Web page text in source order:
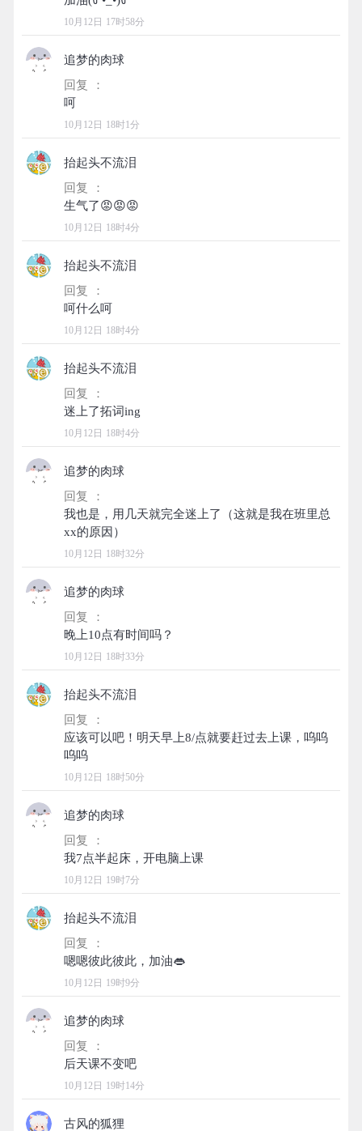
10月12日 17时58分
追梦的肉球
回复 ：
10月12日 18时1分
抬起头不流泪
回复 ：
10月12日 18时4分
抬起头不流泪
回复 ：
10月12日 18时4分
抬起头不流泪
回复 ：
10月12日 18时4分
追梦的肉球
回复 ：
我也是，用几天就完全迷上了（这就是我在班里总
10月12日 18时32分
追梦的肉球
回复 ：
10月12日 18时33分
抬起头不流泪
回复 ：
应该可以吧！明天早上8/点就要赶过去上课，呜呜
10月12日 18时50分
追梦的肉球
回复 ：
10月12日 19时7分
抬起头不流泪
回复 ：
10月12日 19时9分
追梦的肉球
回复 ：
10月12日 19时14分
古风的狐狸